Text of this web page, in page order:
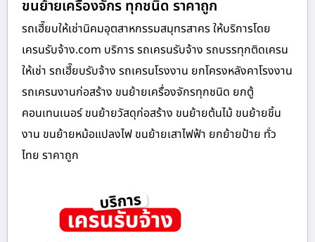
ขนย้ายเครื่องจักร ทุกชนิด ราคาถูก
รถเฮี๊ยบให้เช่านิคมอุตสาหกรรมสมุทรสาคร ให้บริการโดย
เครนรับจ้าง.com บริการ รถเครนรับจ้าง รถบรรทุกติดเครน
ให้เช่า รถเฮี๊ยบรับจ้าง รถเครนโรงงาน ยกโครงหลังคาโรงงาน
รถเครนงานก่อสร้าง ขนย้ายเครื่องจักรทุกชนิด ยกตู้
คอนเทนเนอร์ ขนย้ายวัสดุก่อสร้าง ขนย้ายต้นไม้ ขนย้ายชิ้น
งาน ขนย้ายหม้อแปลงไฟ ขนย้ายเสาไฟฟ้า ยกย้ายป้าย ทั่ว
ไทย ราคาถูก